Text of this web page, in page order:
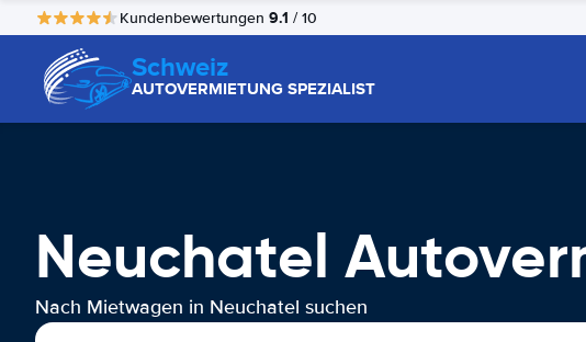
Kundenbewertungen 9.1 / 10
Schweiz
AUTOVERMIETUNG SPEZIALIST
Neuchatel
Nach Mietwagen in Neuchatel suchen